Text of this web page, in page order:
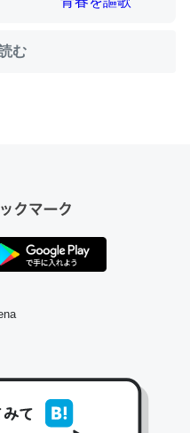
｜tayorini by LIFULL介護
加熱してから加えたりガ
の万能ソース「アイオリソ
ェフに聞いてみた - メシ通 | ホ
り、それも美味しいんだ
のを指すのか、また違う
む